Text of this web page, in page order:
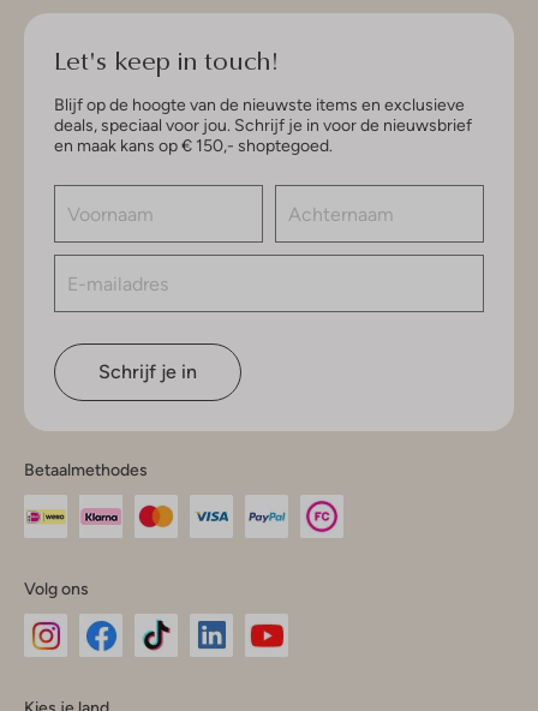
Let's keep in touch!
Blijf op de hoogte van de nieuwste items en exclusieve
deals, speciaal voor jou. Schrijf je in voor de nieuwsbrief
en maak kans op € 150,- shoptegoed.
Schrijf je in
Betaalmethodes
Volg ons